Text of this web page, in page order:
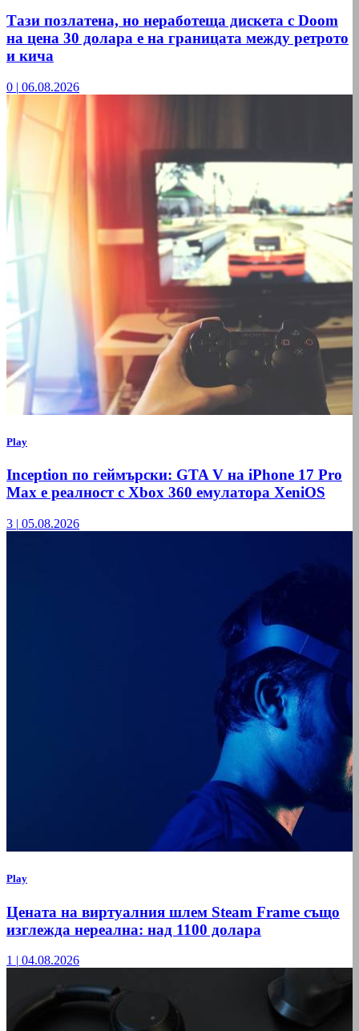
Тази позлатена, но неработеща дискета с Doom
на цена 30 долара е на границата между ретрото
и кича
0 | 06.08.2026
Play
Inception по геймърски: GTA V на iPhone 17 Pro
Max е реалност с Xbox 360 емулатора XeniOS
3 | 05.08.2026
Play
Цената на виртуалния шлем Steam Frame също
изглежда нереална: над 1100 долара
1 | 04.08.2026